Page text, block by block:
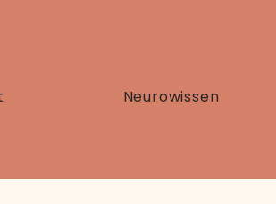
Neurowissen